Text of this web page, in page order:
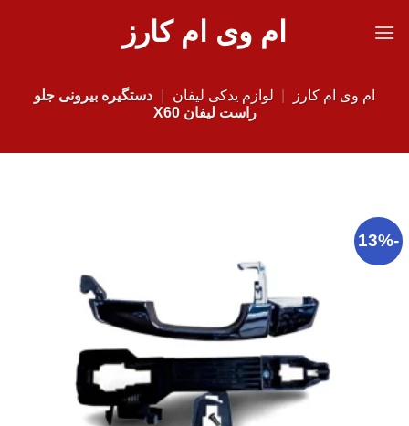
ام وی ام کارز
ام وی ام کارز لوازم یدکی لیفان
دستگیره بیرونی جلو
راست لیفان X60
-13%